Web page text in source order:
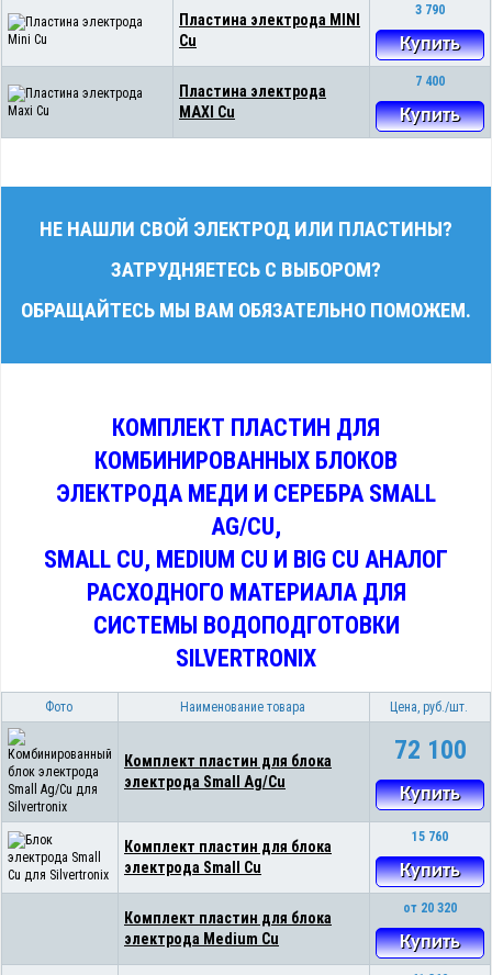
Пластина электрода MINI
Cu
3 790
Купить
Пластина электрода
MAXI Cu
7 400
Купить
НЕ НАШЛИ СВОЙ ЭЛЕКТРОД ИЛИ ПЛАСТИНЫ?
ЗАТРУДНЯЕТЕСЬ С ВЫБОРОМ?
ОБРАЩАЙТЕСЬ МЫ ВАМ ОБЯЗАТЕЛЬНО ПОМОЖЕМ.
КОМПЛЕКТ ПЛАСТИН ДЛЯ
КОМБИНИРОВАННЫХ БЛОКОВ
ЭЛЕКТРОДА МЕДИ И СЕРЕБРА SMALL
AG/CU,
SMALL CU, MEDIUM CU И BIG CU АНАЛОГ
РАСХОДНОГО МАТЕРИАЛА ДЛЯ
СИСТЕМЫ ВОДОПОДГОТОВКИ
SILVERTRONIX
Фото Наименование товара Цена, руб./шт.
Комплект пластин для блока
электрода Small Ag/Cu
72 100
Купить
Комплект пластин для блока
электрода Small Cu
15 760
Купить
Комплект пластин для блока
электрода Medium Cu
от 20 320
Купить